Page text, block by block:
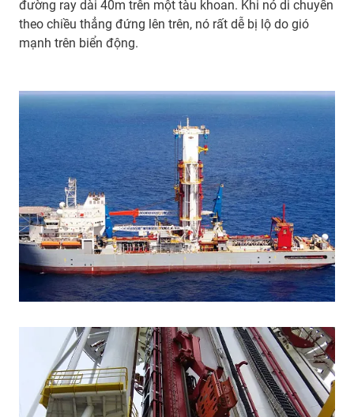
đường ray dài 40m trên một tàu khoan. Khi nó di chuyển
theo chiều thẳng đứng lên trên, nó rất dễ bị lộ do gió
mạnh trên biển động.